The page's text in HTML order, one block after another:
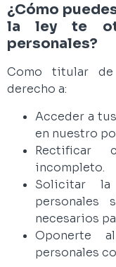
¿Cómo
la ley te
personales?
Como titular
derecho a:
Acceder a
en nuestro
Rectificar
incompleto.
Solicitar
personales
necesarios
Oponerte
personales